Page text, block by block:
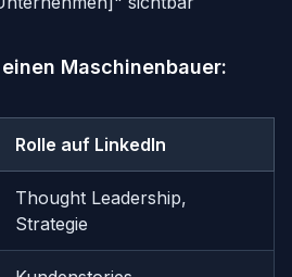
Maschinenbauer:
Rolle auf LinkedIn
Thought Leadership,
Strategie